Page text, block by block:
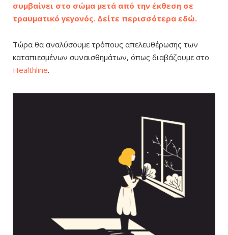
συμβαίνει στο σώμα μετά από την έκθεση σε
τραυματικό γεγονός. Δείτε περισσότερα εδώ.
Τώρα θα αναλύσουμε τρόπους απελευθέρωσης των
καταπιεσμένων συναισθημάτων, όπως διαβάζουμε στο
Healthline.